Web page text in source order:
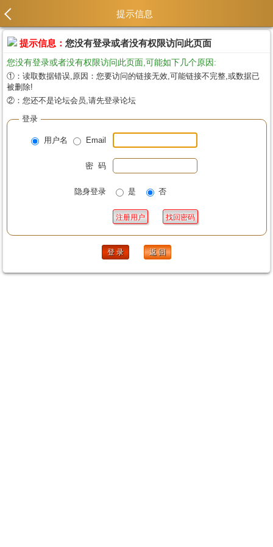
提示信息
提示信息： 您没有登录或者没有权限访问此页面
您没有登录或者没有权限访问此页面,可能如下几个原因:
①：读取数据错误,原因：您要访问的链接无效,可能链接不完整,或数据已
被删除!
②：您还不是论坛会员,请先登录论坛
登录
用户名 Email
密 码
隐身登录 是 否